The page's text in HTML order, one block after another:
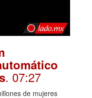
. 07:27
de mujeres